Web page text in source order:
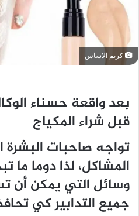
كريم الاساس
قبل شراء المكياج
تواجه صاحبات البشرة
المشاكل، لذا دوما ما
وسائل التي يمكن أن
جميع التدابير كي